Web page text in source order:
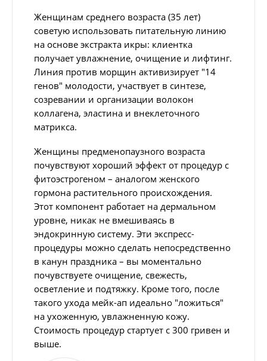
Женщинам среднего возраста (35 лет)
советую использовать питательную линию
на основе экстракта икры: клиентка
получает увлажнение, очищение и лифтинг.
Линия против морщин активизирует "14
генов" молодости, участвует в синтезе,
созревании и организации волокон
коллагена, эластина и внеклеточного
матрикса.
Женщины предменопаузного возраста
почувствуют хороший эффект от процедур с
фитоэстрогеном – аналогом женского
гормона растительного происхождения.
Этот компонент работает на дермальном
уровне, никак не вмешиваясь в
эндокринную систему. Эти экспресс-
процедуры можно сделать непосредственно
в канун праздника – вы моментально
почувствуете очищение, свежесть,
осветление и подтяжку. Кроме того, после
такого ухода мейк-ап идеально "ложиться"
на ухоженную, увлажненную кожу.
Стоимость процедур стартует с 300 гривен и
выше.